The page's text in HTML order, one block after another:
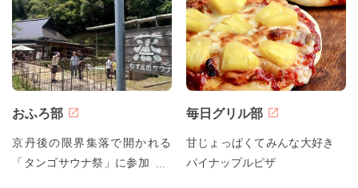
おふろ部
京丹後の限界集落で開かれる
「タンゴサウナ祭」に参加して
毎日グリル部
甘じょっぱくてみんな大好き
パイナップルピザ